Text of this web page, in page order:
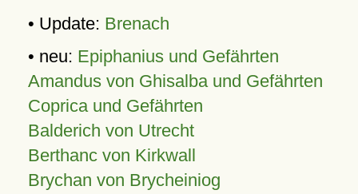
• Update: Brenach
• neu: Epiphanius und Gefährten
Amandus von Ghisalba und Gefährten
Coprica und Gefährten
Balderich von Utrecht
Berthanc von Kirkwall
Brychan von Brycheiniog